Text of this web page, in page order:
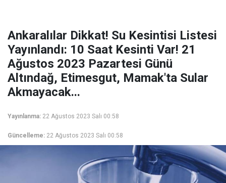
Ankaralılar Dikkat! Su Kesintisi Listesi
Yayınlandı: 10 Saat Kesinti Var! 21
Ağustos 2023 Pazartesi Günü
Altındağ, Etimesgut, Mamak'ta Sular
Akmayacak...
Yayınlanma: 22 Ağustos 2023 Salı 00:58
Güncelleme: 22 Ağustos 2023 Salı 00:58